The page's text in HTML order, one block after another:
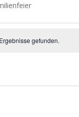
gefunden.